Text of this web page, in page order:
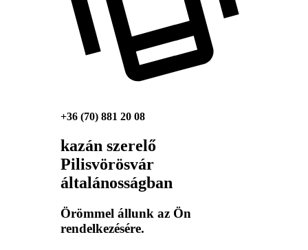
+36 (70) 881 20 08
kazán szerelő
Pilisvörösvár
általánosságban
Örömmel állunk az Ön
rendelkezésére.